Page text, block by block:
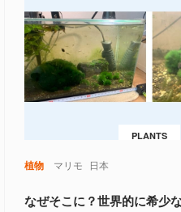
PLANTS
植物 マリモ 日本
なぜそこに？世界的に希少